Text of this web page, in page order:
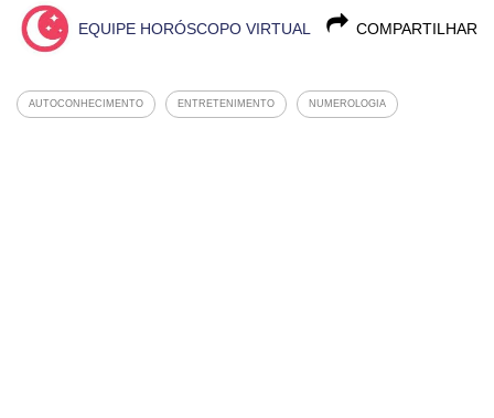
COMPARTILHAR
EQUIPE HORÓSCOPO VIRTUAL
AUTOCONHECIMENTO ENTRETENIMENTO NUMEROLOGIA